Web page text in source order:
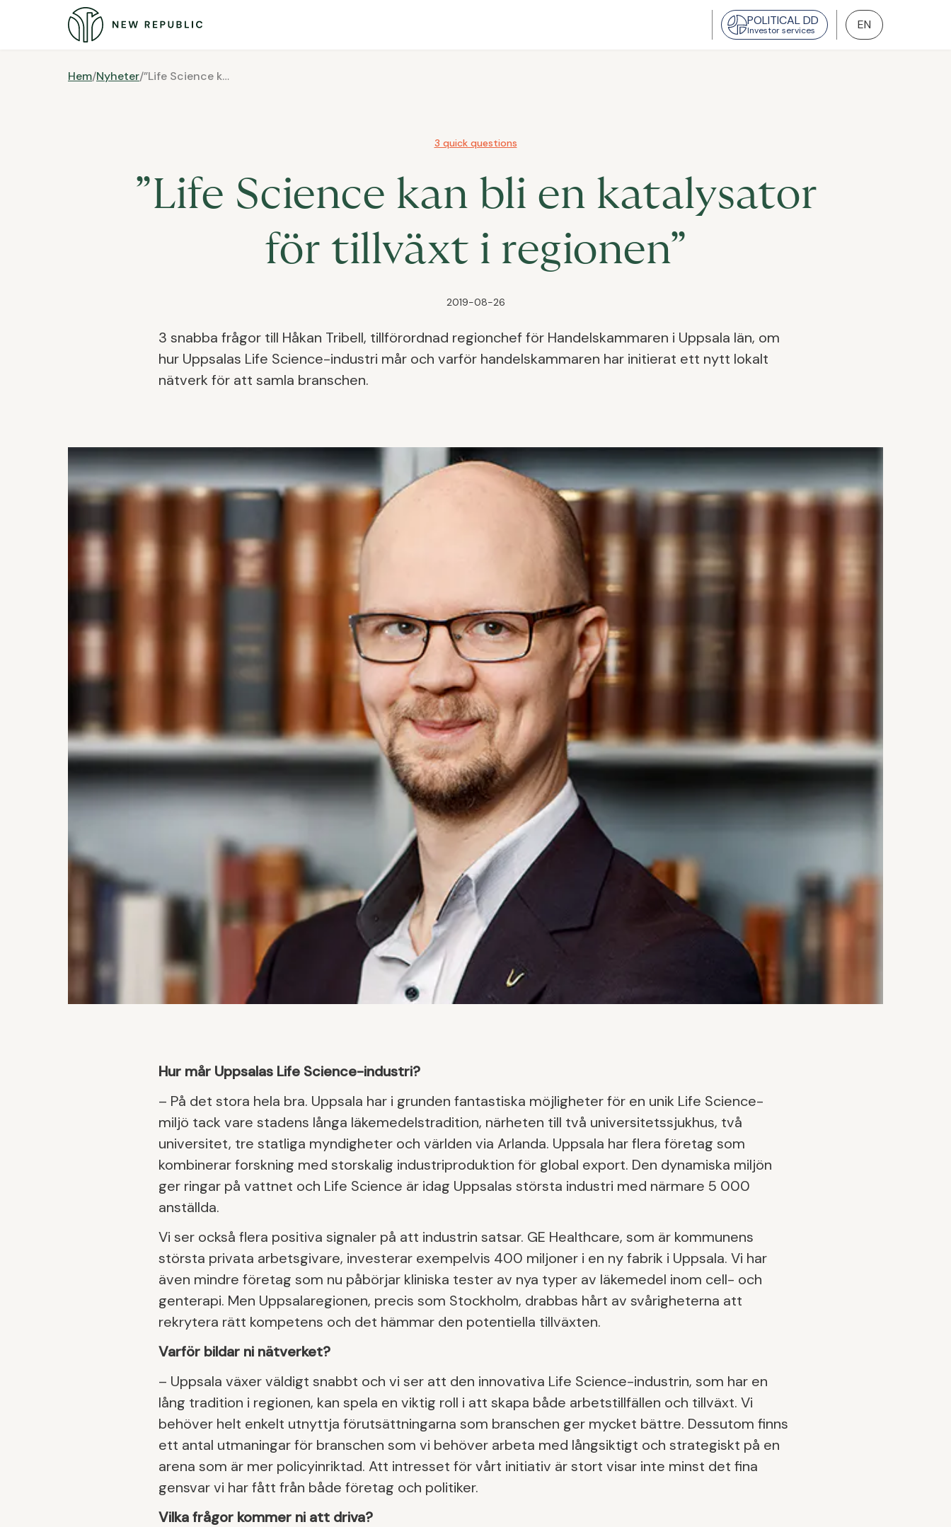
POLITICAL DD
Investor services EN
Hem/Nyheter/ ”Life Science kan bli en katalysator för tillväxt i regionen”
3 quick questions
”Life Science kan bli en katalysator
för tillväxt i regionen”
2019-08-26
3 snabba frågor till Håkan Tribell, tillförordnad regionchef för Handelskammaren i Uppsala län, om
hur Uppsalas Life Science-industri mår och varför handelskammaren har initierat ett nytt lokalt
nätverk för att samla branschen.
Hur mår Uppsalas Life Science-industri?
– På det stora hela bra. Uppsala har i grunden fantastiska möjligheter för en unik Life Science-
miljö tack vare stadens långa läkemedelstradition, närheten till två universitetssjukhus, två
universitet, tre statliga myndigheter och världen via Arlanda. Uppsala har flera företag som
kombinerar forskning med storskalig industriproduktion för global export. Den dynamiska miljön
ger ringar på vattnet och Life Science är idag Uppsalas största industri med närmare 5 000
anställda.
Vi ser också flera positiva signaler på att industrin satsar. GE Healthcare, som är kommunens
största privata arbetsgivare, investerar exempelvis 400 miljoner i en ny fabrik i Uppsala. Vi har
även mindre företag som nu påbörjar kliniska tester av nya typer av läkemedel inom cell- och
genterapi. Men Uppsalaregionen, precis som Stockholm, drabbas hårt av svårigheterna att
rekrytera rätt kompetens och det hämmar den potentiella tillväxten.
Varför bildar ni nätverket?
– Uppsala växer väldigt snabbt och vi ser att den innovativa Life Science-industrin, som har en
lång tradition i regionen, kan spela en viktig roll i att skapa både arbetstillfällen och tillväxt. Vi
behöver helt enkelt utnyttja förutsättningarna som branschen ger mycket bättre. Dessutom finns
ett antal utmaningar för branschen som vi behöver arbeta med långsiktigt och strategiskt på en
arena som är mer policyinriktad. Att intresset för vårt initiativ är stort visar inte minst det fina
gensvar vi har fått från både företag och politiker.
Vilka frågor kommer ni att driva?